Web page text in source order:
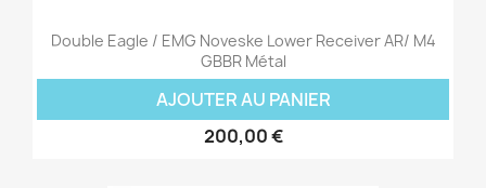
Double Eagle / EMG Noveske Lower Receiver AR/ M4
GBBR Métal
AJOUTER AU PANIER
200,00 €